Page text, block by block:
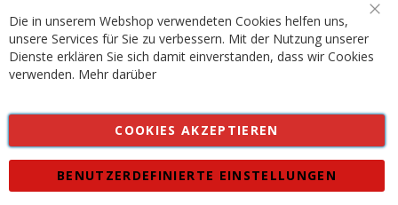
Die in unserem Webshop verwendeten Cookies helfen uns,
unsere Services für Sie zu verbessern. Mit der Nutzung unserer
Dienste erklären Sie sich damit einverstanden, dass wir Cookies
verwenden. Mehr darüber
COOKIES AKZEPTIEREN
BENUTZERDEFINIERTE EINSTELLUNGEN